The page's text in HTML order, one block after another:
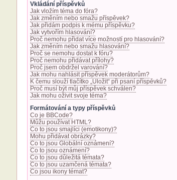
Vkládání příspěvků
Jak vložím téma do fóra?
Jak změním nebo smažu příspěvek?
Jak přidám podpis k mému příspěvku?
Jak vytvořím hlasování?
Proč nemohu přidat více možností pro hlasování?
Jak změním nebo smažu hlasování?
Proč se nemohu dostat k fóru?
Proč nemohu přidávat přílohy?
Proč jsem obdržel varování?
Jak mohu nahlásit příspěvek moderátorům?
K čemu slouží tlačítko „Uložit“ při psaní příspěvků?
Proč musí být můj příspěvek schválen?
Jak mohu oživit svoje téma?
Formátování a typy příspěvků
Co je BBCode?
Můžu používat HTML?
Co to jsou smajlíci (emotikony)?
Mohu přidávat obrázky?
Co to jsou Globální oznámení?
Co to jsou oznámení?
Co to jsou důležitá témata?
Co to jsou uzamčená témata?
Co jsou ikony témat?